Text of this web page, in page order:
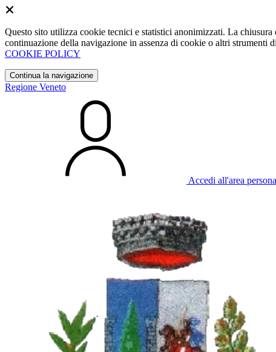
Questo sito utilizza cookie tecnici e statistici anonimizzati. La
continuazione della navigazione in assenza di cookie o altri strumenti
COOKIE POLICY
Continua la navigazione
Regione Veneto
Accedi all'area